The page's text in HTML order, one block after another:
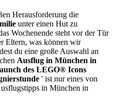
Herausforderung die
unter einen Hut zu
Wochenende steht vor der Tür
Eltern, was können wir
du eine große Auswahl an
Ausflug in München in
des LEGO® Icons
' ist nur eines von
in München in